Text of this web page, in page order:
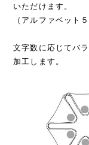
いただけます。
（アルファベット
文字数に応じてバ
加工します。